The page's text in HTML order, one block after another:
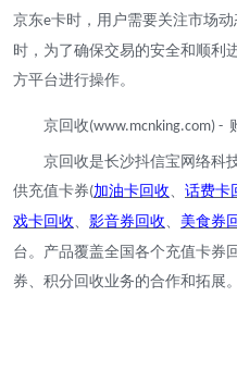
京东e卡时，用户需要关注市场
时，为了确保交易的安全和顺利
方平台进行操作。
京回收(www.mcnking.com) -
京回收是长沙抖信宝网络科
供充值卡券(加油卡回收 话费卡
戏卡回收
影音券回收 美食券
台。产品覆盖全国各个充值卡券
券、积分回收业务的合作和拓展。